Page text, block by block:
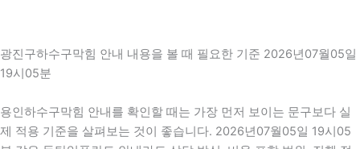
광진구하수구막힘 안내 내용을 볼 때 필요한 기준 2026년07월05일
19시05분
용인하수구막힘 안내를 확인할 때는 가장 먼저 보이는 문구보다 실
제 적용 기준을 살펴보는 것이 좋습니다. 2026년07월05일 19시05